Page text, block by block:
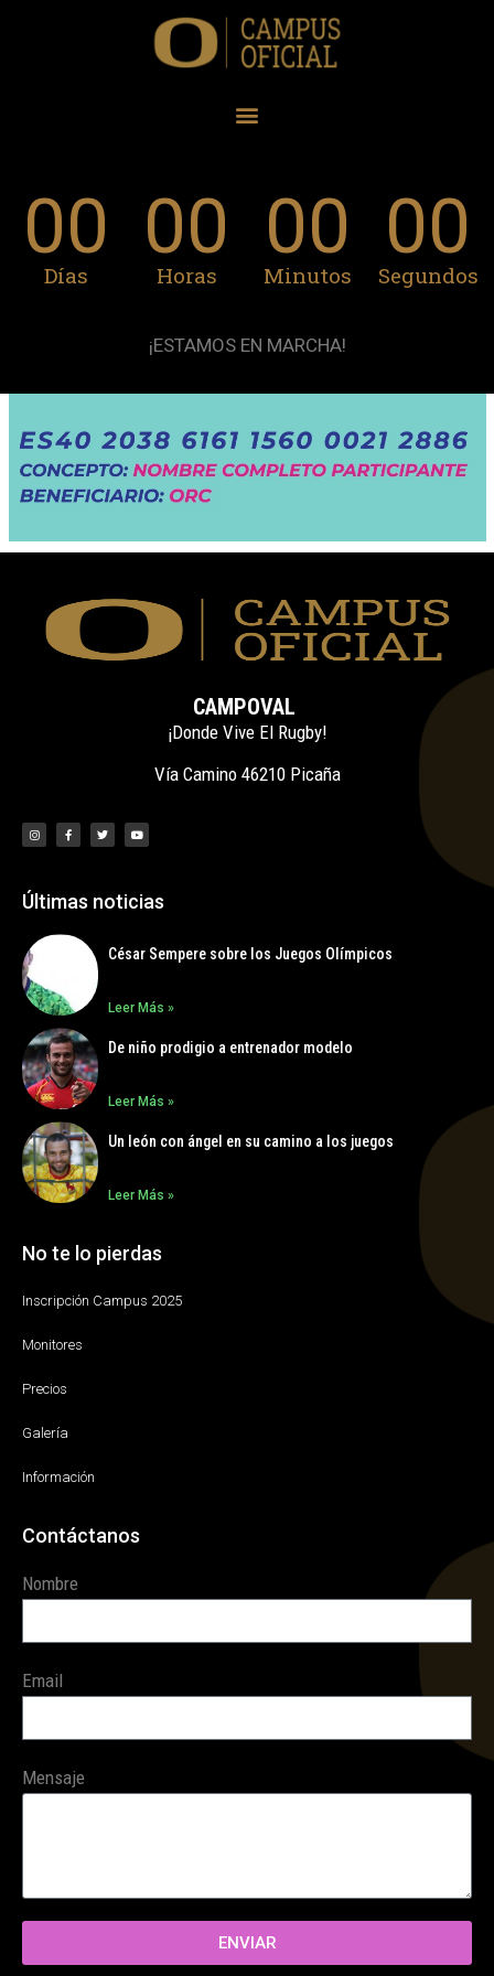
00
Días
00
Horas
00
Minutos
00
Segundos
¡ESTAMOS EN MARCHA!
CAMPOVAL
¡Donde Vive El Rugby!
Vía Camino 46210 Picaña
Últimas noticias
César Sempere sobre los Juegos Olímpicos
Leer Más »
De niño prodigio a entrenador modelo
Leer Más »
Un león con ángel en su camino a los juegos
Leer Más »
No te lo pierdas
Inscripción Campus 2025
Monitores
Precios
Galería
Información
Contáctanos
Nombre
Email
Mensaje
ENVIAR